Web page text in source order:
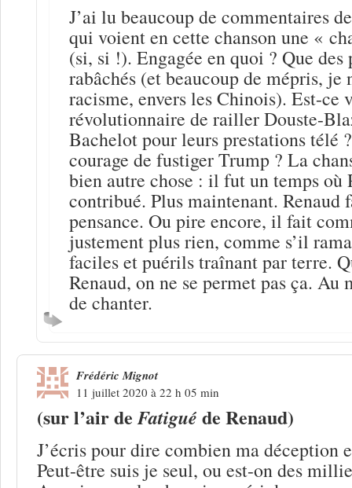
J’ai lu beaucoup de commentaires
qui voient en cette chanson une «
(si, si !). Engagée en quoi ? Que
rabâchés (et beaucoup de mépris, je
racisme, envers les Chinois). Est-ce
révolutionnaire de railler Douste-
Bachelot pour leurs prestations télé
courage de fustiger Trump ? La
bien autre chose : il fut un temps où
contribué. Plus maintenant. Renaud
pensance. Ou pire encore, il fait
justement plus rien, comme s’il
faciles et puérils traînant par terre.
Renaud, on ne se permet pas ça. Au
de chanter.
Frédéric Mignot
11 juillet 2020 à 22 h 05 min
(sur l’air deFatigué de Renaud)
J’écris pour dire combien ma déception
Peut-être suis je seul, ou est-on des